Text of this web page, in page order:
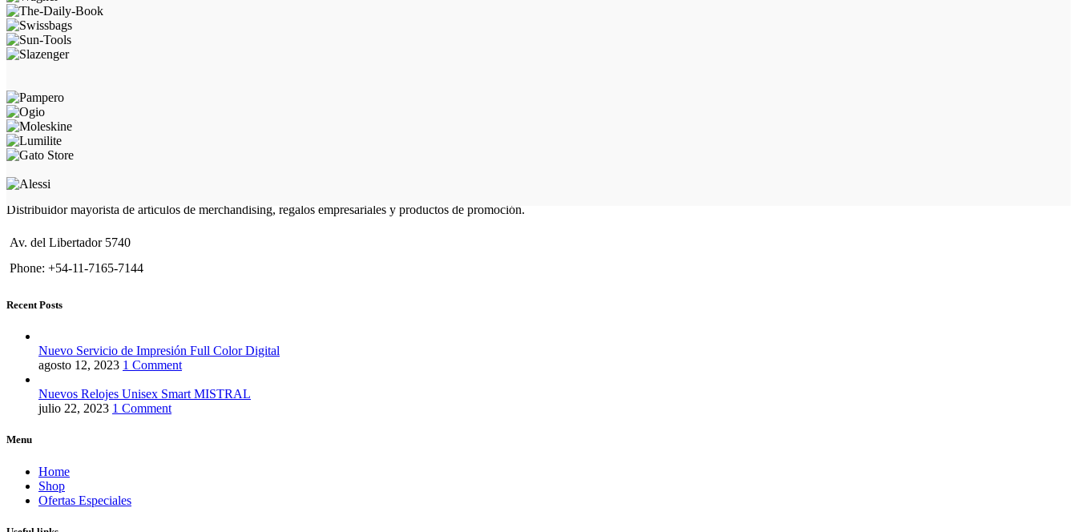
Distribuidor mayorista de artículos de merchandising, regalos empresariales y productos de promoción.
Av. del Libertador 5740
Phone: +54-11-7165-7144
Recent Posts
Nuevo Servicio de Impresión Full Color Digital
agosto 12, 2023 1 Comment
Nuevos Relojes Unisex Smart MISTRAL
julio 22, 2023 1 Comment
Menu
Home
Shop
Ofertas Especiales